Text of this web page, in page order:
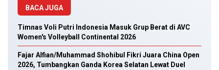
BACA JUGA
Timnas Voli Putri Indonesia Masuk Grup Berat di AVC
Women's Volleyball Continental 2026
Fajar Alfian/Muhammad Shohibul Fikri Juara China Open
2026, Tumbangkan Ganda Korea Selatan Lewat Duel